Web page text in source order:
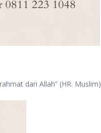
dari Allah” (HR. Muslim)